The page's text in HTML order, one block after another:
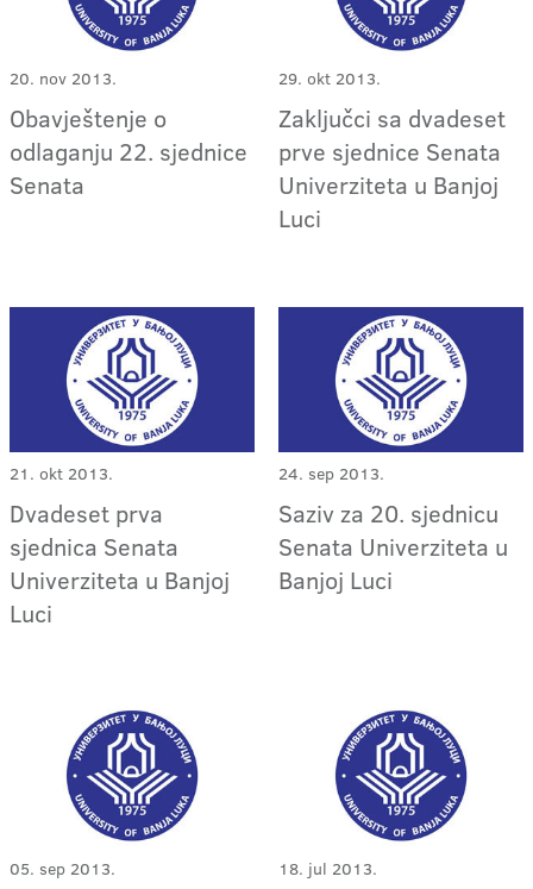
20. nov 2013.
Obavještenje o
odlaganju 22. sjednice
Senata
29. okt 2013.
Zaključci sa dvadeset
prve sjednice Senata
Univerziteta u Banjoj
Luci
21. okt 2013.
Dvadeset prva
sjednica Senata
Univerziteta u Banjoj
Luci
24. sep 2013.
Saziv za 20. sjednicu
Senata Univerziteta u
Banjoj Luci
05. sep 2013. 18. jul 2013.